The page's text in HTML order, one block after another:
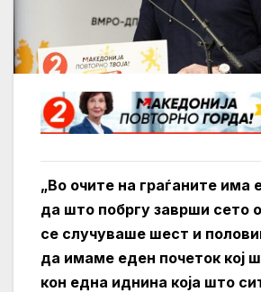
„Во очите на граѓаните има
да што побргу заврши сето
се случуваше шест и
да имаме еден почеток кој
кон една иднина која што